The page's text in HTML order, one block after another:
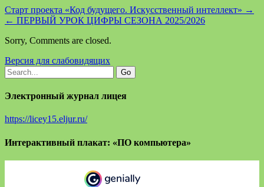
Старт проекта «Код будущего. Искусственный интеллект» →
← ПЕРВЫЙ УРОК ЦИФРЫ СЕЗОНА 2025/2026
Sorry, Comments are closed.
Версия для слабовидящих
Электронный журнал лицея
https://licey15.eljur.ru/
Интерактивный плакат: «ПО компьютера»